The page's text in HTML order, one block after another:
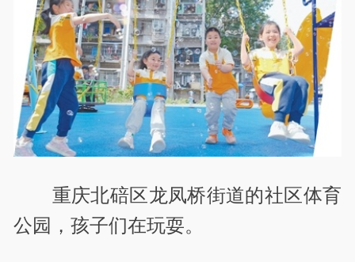
重庆北碚区龙凤桥街道的社区体育
公园，孩子们在玩耍。